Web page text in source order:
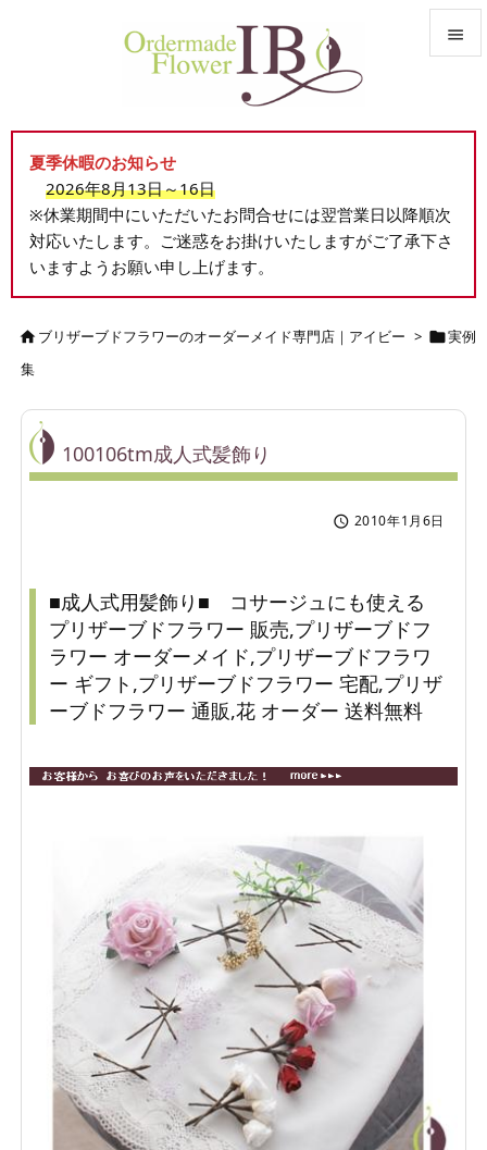


前へ

検索
夏季休暇のお知らせ
2026年8月13日～16日
※休業期間中にいただいたお問合せには翌営業日以降順次
対応いたします。ご迷惑をお掛けいたしますがご了承下さ
いますようお願い申し上げます。
ブリザーブドフラワーのオーダーメイド専門店｜アイビー > 実例
集
100106tm成人式髪飾り
 2010年1月6日
■成人式用髪飾り■ コサージュにも使える
プリザーブドフラワー 販売,プリザーブドフ
ラワー オーダーメイド,プリザーブドフラワ
ー ギフト,プリザーブドフラワー 宅配,プリザ
ーブドフラワー 通販,花 オーダー 送料無料